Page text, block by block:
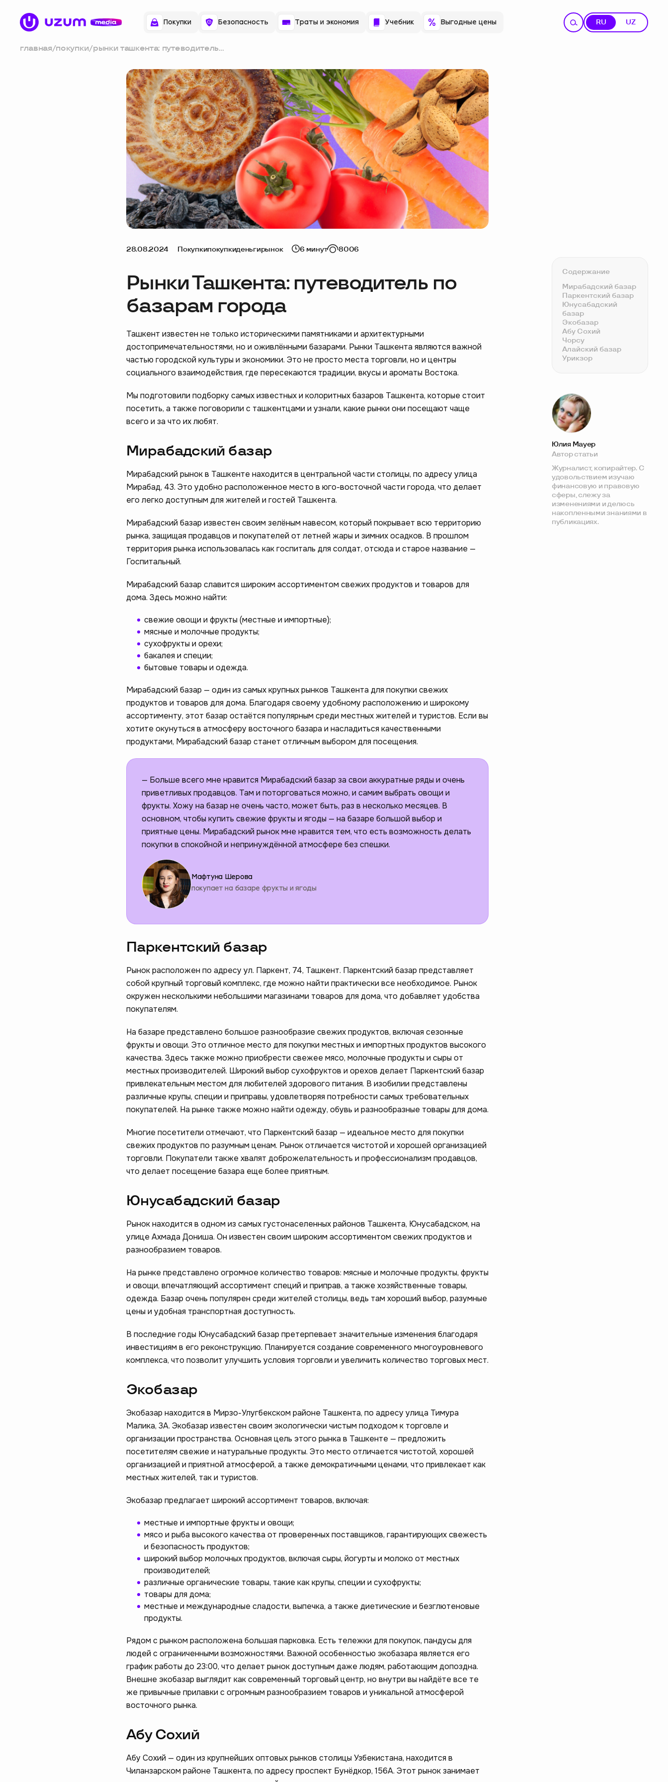
Покупки Безопасность Траты и экономия Учебник Выгодные цены RU UZ
главная/покупки/рынки ташкента: путеводитель
28.08.2024 Покупкипокупкиденьгирынок 6 минут 8006
Рынки Ташкента: путеводитель по
базарам города
Ташкент известен не только историческими памятниками и архитектурными
достопримечательностями, но и оживлёнными базарами. Рынки Ташкента являются важной
частью городской культуры и экономики. Это не просто места торговли, но и центры
социального взаимодействия, где пересекаются традиции, вкусы и ароматы Востока.
Мы подготовили подборку самых известных и колоритных базаров Ташкента, которые стоит
посетить, а также поговорили с ташкентцами и узнали, какие рынки они посещают чаще
всего и за что их любят.
Мирабадский базар
Мирабадский рынок в Ташкенте находится в центральной части столицы, по адресу улица
Мирабад, 43. Это удобно расположенное место в юго-восточной части города, что делает
его легко доступным для жителей и гостей Ташкента.
Мирабадский базар известен своим зелёным навесом, который покрывает всю территорию
рынка, защищая продавцов и покупателей от летней жары и зимних осадков. В прошлом
территория рынка использовалась как госпиталь для солдат, отсюда и старое название —
Госпитальный.
Мирабадский базар славится широким ассортиментом свежих продуктов и товаров для
дома. Здесь можно найти:
свежие овощи и фрукты (местные и импортные);
мясные и молочные продукты;
сухофрукты и орехи;
бакалея и специи;
бытовые товары и одежда.
Мирабадский базар — один из самых крупных рынков Ташкента для покупки свежих
продуктов и товаров для дома. Благодаря своему удобному расположению и широкому
ассортименту, этот базар остаётся популярным среди местных жителей и туристов. Если вы
хотите окунуться в атмосферу восточного базара и насладиться качественными
продуктами, Мирабадский базар станет отличным выбором для посещения.
— Больше всего мне нравится Мирабадский базар за свои аккуратные ряды и очень
приветливых продавцов. Там и поторговаться можно, и самим выбрать овощи и
фрукты. Хожу на базар не очень часто, может быть, раз в несколько месяцев. В
основном, чтобы купить свежие фрукты и ягоды — на базаре большой выбор и
приятные цены. Мирабадский рынок мне нравится тем, что есть возможность делать
покупки в спокойной и непринуждённой атмосфере без спешки.
Мафтуна Шерова
покупает на базаре фрукты и ягоды
Паркентский базар
Рынок расположен по адресу ул. Паркент, 74, Ташкент. Паркентский базар представляет
собой крупный торговый комплекс, где можно найти практически все необходимое. Рынок
окружен несколькими небольшими магазинами товаров для дома, что добавляет удобства
покупателям.
На базаре представлено большое разнообразие свежих продуктов, включая сезонные
фрукты и овощи. Это отличное место для покупки местных и импортных продуктов высокого
качества. Здесь также можно приобрести свежее мясо, молочные продукты и сыры от
местных производителей. Широкий выбор сухофруктов и орехов делает Паркентский базар
привлекательным местом для любителей здорового питания. В изобилии представлены
различные крупы, специи и приправы, удовлетворяя потребности самых требовательных
покупателей. На рынке также можно найти одежду, обувь и разнообразные товары для дома.
Многие посетители отмечают, что Паркентский базар — идеальное место для покупки
свежих продуктов по разумным ценам. Рынок отличается чистотой и хорошей организацией
торговли. Покупатели также хвалят доброжелательность и профессионализм продавцов,
что делает посещение базара еще более приятным.
Юнусабадский базар
Рынок находится в одном из самых густонаселенных районов Ташкента, Юнусабадском, на
улице Ахмада Дониша. Он известен своим широким ассортиментом свежих продуктов и
разнообразием товаров.
На рынке представлено огромное количество товаров: мясные и молочные продукты, фрукты
и овощи, впечатляющий ассортимент специй и приправ, а также хозяйственные товары,
одежда. Базар очень популярен среди жителей столицы, ведь там хороший выбор, разумные
цены и удобная транспортная доступность.
В последние годы Юнусабадский базар претерпевает значительные изменения благодаря
инвестициям в его реконструкцию. Планируется создание современного многоуровневого
комплекса, что позволит улучшить условия торговли и увеличить количество торговых мест.
Экобазар
Экобазар находится в Мирзо-Улугбекском районе Ташкента, по адресу улица Тимура
Малика, 3А. Экобазар известен своим экологически чистым подходом к торговле и
организации пространства. Основная цель этого рынка в Ташкенте — предложить
посетителям свежие и натуральные продукты. Это место отличается чистотой, хорошей
организацией и приятной атмосферой, а также демократичными ценами, что привлекает как
местных жителей, так и туристов.
Экобазар предлагает широкий ассортимент товаров, включая:
местные и импортные фрукты и овощи;
мясо и рыба высокого качества от проверенных поставщиков, гарантирующих свежесть
и безопасность продуктов;
широкий выбор молочных продуктов, включая сыры, йогурты и молоко от местных
производителей;
различные органические товары, такие как крупы, специи и сухофрукты;
товары для дома;
местные и международные сладости, выпечка, а также диетические и безглютеновые
продукты.
Рядом с рынком расположена большая парковка. Есть тележки для покупок, пандусы для
людей с ограниченными возможностями. Важной особенностью экобазара является его
график работы до 23:00, что делает рынок доступным даже людям, работающим допоздна.
Внешне экобазар выглядит как современный торговый центр, но внутри вы найдёте все те
же привычные прилавки с огромным разнообразием товаров и уникальной атмосферой
восточного рынка.
Абу Сохий
Абу Сохий — один из крупнейших оптовых рынков столицы Узбекистана, находится в
Чиланзарском районе Ташкента, по адресу проспект Бунёдкор, 156А. Этот рынок занимает
Содержание
Мирабадский базар
Паркентский базар
Юнусабадский
базар
Экобазар
Абу Сохий
Чорсу
Алайский базар
Урикзор
Юлия Мауер
Автор статьи
Журналист, копирайтер. С
удовольствием изучаю
финансовую и правовую
сферы, слежу за
изменениями и делюсь
накопленными знаниями в
публикациях.
Помогите нам стать лучше –
пройдите опрос
начать